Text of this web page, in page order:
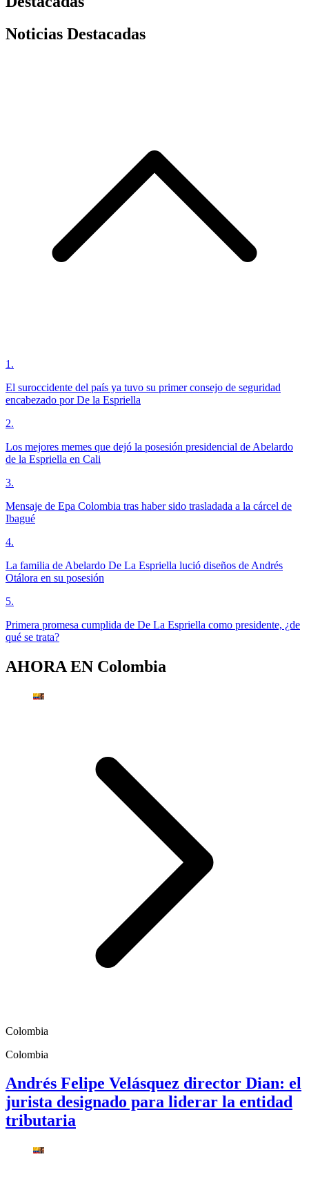
Noticias Destacadas
1 .
El suroccidente del país ya tuvo su primer consejo de seguridad
encabezado por De la Espriella
2.
Los mejores memes que dejó la posesión presidencial de Abelardo
de la Espriella en Cali
3.
Mensaje de Epa Colombia tras haber sido trasladada a la cárcel de
Ibagué
4.
La familia de Abelardo De La Espriella lució diseños de Andrés
Otálora en su posesión
5.
Primera promesa cumplida de De La Espriella como presidente, ¿de
qué se trata?
AHORA EN Colombia
Colombia
Colombia
Andrés Felipe Velásquez director Dian: el
jurista designado para liderar la entidad
tributaria